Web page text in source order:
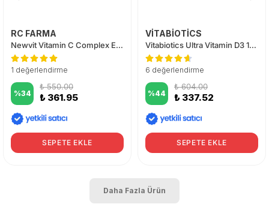
RC FARMA
Newvit Vitamin C Complex Efervesan 20 Tablet
1 değerlendirme
%34
₺ 550.00
₺ 361.95
SEPETE EKLE
VİTABİOTİCS
Vitabiotics Ultra Vitamin D3 1000 IU 96 Tablet
6 değerlendirme
%44
₺ 604.00
₺ 337.52
SEPETE EKLE
Daha Fazla Ürün